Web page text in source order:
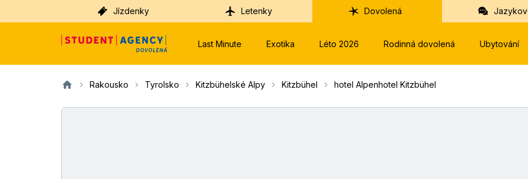
Jízdenky Letenky Dovolená
Last Minute Exotika Léto 2026 Rodinná dovolená Ubytování
Rakousko Tyrolsko Kitzbühelské Alpy Kitzbühel hotel Alpenhotel Kitzbühel